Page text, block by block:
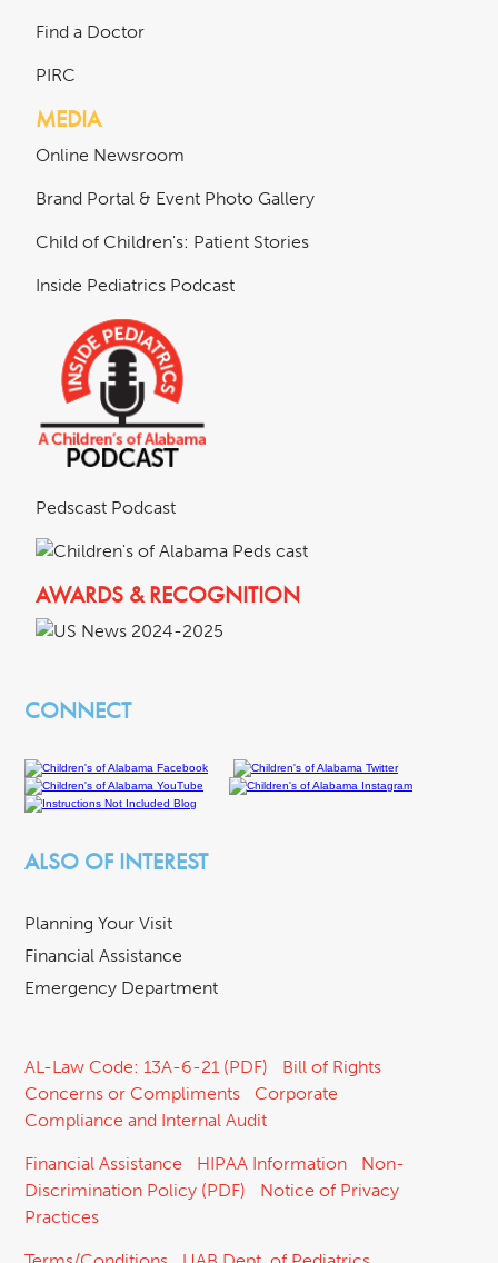
Find a Doctor
PIRC
MEDIA
Online Newsroom
Brand Portal & Event Photo Gallery
Child of Children's: Patient Stories
Inside Pediatrics Podcast
Pedscast Podcast
AWARDS & RECOGNITION
CONNECT
ALSO OF INTEREST
Planning Your Visit
Financial Assistance
Emergency Department
AL-Law Code: 13A-6-21 (PDF)
Bill of Rights
Concerns or Compliments
Corporate
Compliance and Internal Audit
Financial Assistance HIPAA Information
Non-
Discrimination Policy (PDF)
Notice of Privacy
Practices